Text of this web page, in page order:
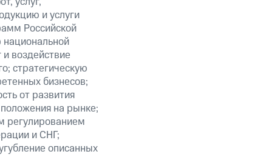
и услуги
Российской
воздействие
стратегическую
бизнесов;
от развития
на рынке;
регулированием
и СНГ;
описанных